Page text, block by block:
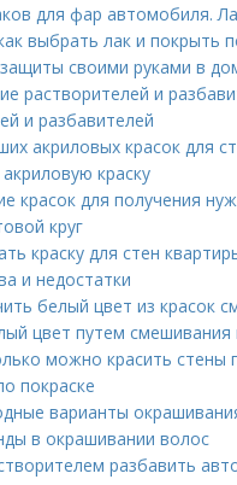
для фар автомобиля.
выбрать лак и покрыть
своими руками в
растворителей и
и разбавителей
акриловых красок для
краску
красок для получения
круг
краску для стен
и недостатки
белый цвет из красок
цвет путем смешивания
можно красить стены
покраске
варианты
в окрашивании волос
разбавить